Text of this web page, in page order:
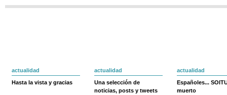
actualidad
Hasta la vista y gracias
actualidad
Una selección de
noticias, posts y tweets
actualidad
Españoles...
muerto